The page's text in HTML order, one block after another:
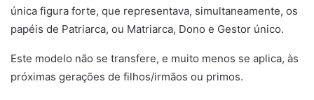
única figura forte, que representava, simultaneamente, os
papéis de Patriarca, ou Matriarca, Dono e Gestor único.
Este modelo não se transfere, e muito menos se aplica, às
próximas gerações de filhos/irmãos ou primos.